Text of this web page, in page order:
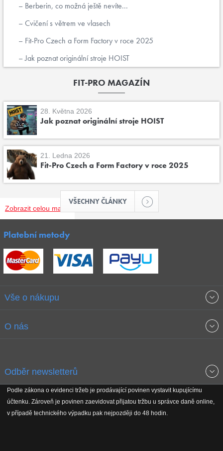
Zobrazit celou mapu
Berberin, co možná ještě nevíte...
Cvičení s větrem ve vlasech
Fit-Pro Czech a Form Factory v roce 2025
Jak poznat originální stroje HOIST
FIT-PRO MAGAZÍN
28. Května 2026
Jak poznat originální stroje HOIST
21. Ledna 2026
Fit-Pro Czech a Form Factory v roce 2025
VŠECHNY ČLÁNKY
Platební metody
Vše o nákupu
Obchodní podmínky
Reklamační řád
O nás
Koho podporujeme
Odběr newsletterů
Podle zákona o evidenci tržeb je prodávající povinen vystavit kupujícímu
účtenku. Zároveň je povinen zaevidovat přijatou tržbu u správce daně online,
v případě technického výpadku pak nejpozději do 48 hodin.